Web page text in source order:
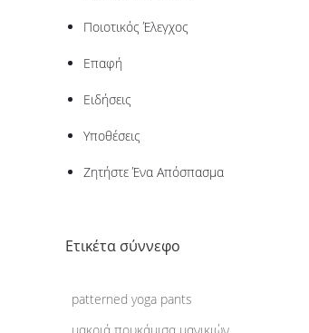
Ποιοτικός Έλεγχος
Επαφή
Ειδήσεις
Υποθέσεις
Ζητήστε Ένα Απόσπασμα
Ετικέτα σύννεφο
patterned yoga pants